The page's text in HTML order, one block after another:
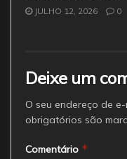
JULHO 12, 2026 0
Deixe um
O seu endereço de
obrigatórios são
Comentário *